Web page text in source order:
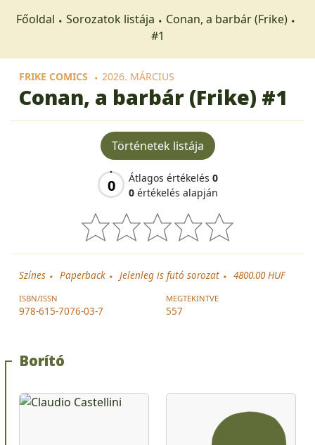
Főoldal Sorozatok listája
Conan, a barbár (Frike)
#1
FRIKE COMICS 2026. MÁRCIUS
Conan, a barbár (Frike) #1
Történetek listája
0 Átlagos értékelés 0
0 értékelés alapján
Színes Paperback Jelenleg is futó sorozat 4800.00 HUF
ISBN/ISSN
978-615-7076-03-7
MEGTEKINTVE
557
Borító